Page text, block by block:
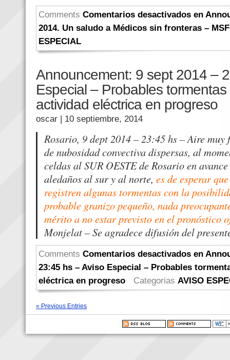
Comments Comentarios desactivados en
2014. Un saludo a Médicos sin fronteras –
ESPECIAL
Announcement: 9 sept 2014 –
Especial – Probables
actividad eléctrica en progreso
oscar | 10 septiembre, 2014
Rosario, 9 dept 2014 – 23:45 hs – Aire
de nubosidad convectiva dispersas, al
celdas al SUR OESTE de Rosario en
aledaños al sur y al norte, es de esperar
registren algunas tormentas con la
probable granizo pequeño, nada
mérito a no estar previsto en el pronóstico
Monjelat – Se agradece difusión del
Comments Comentarios desactivados en
23:45 hs – Aviso Especial – Probables
eléctrica en progreso
Categorias AVISO
« Previous Entries